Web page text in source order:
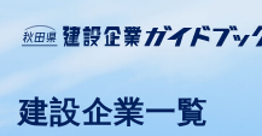
建設企業一覧